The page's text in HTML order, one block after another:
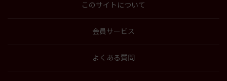
このサイトについて
会員サービス
よくある質問